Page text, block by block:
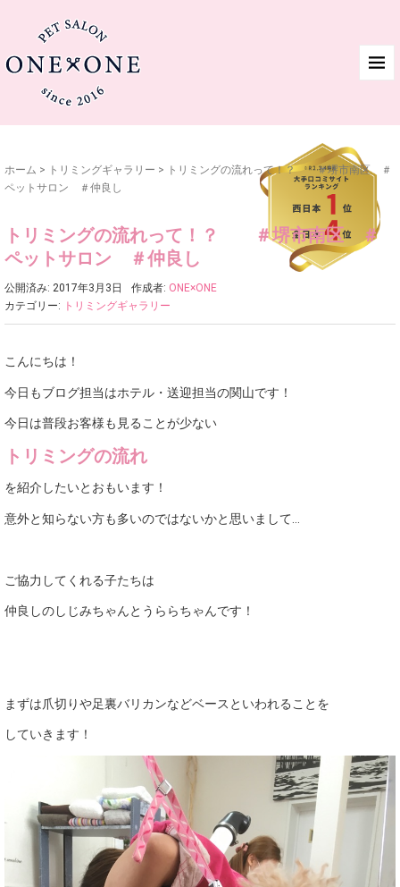
ホーム > トリミングギャラリー > トリミングの流れって！？ ＃堺市南区 ＃
ペットサロン ＃仲良し
トリミングの流れって！？ ＃堺市南区 ＃
ペットサロン ＃仲良し
公開済み: 2017年3月3日 作成者: ONE×ONE
カテゴリー: トリミングギャラリー
こんにちは！
今日もブログ担当はホテル・送迎担当の関山です！
今日は普段お客様も見ることが少ない
トリミングの流れ
を紹介したいとおもいます！
意外と知らない方も多いのではないかと思いまして…
ご協力してくれる子たちは
仲良しのしじみちゃんとうららちゃんです！
まずは爪切りや足裏バリカンなどベースといわれることを
していきます！